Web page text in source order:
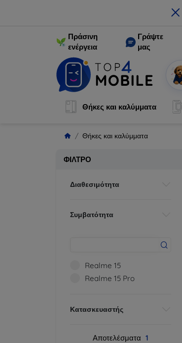
×
Πράσινη
ενέργεια
Γράψτε
μας
Θήκες και καλύμματα
Θήκες και καλύμματα
ΦΊΛΤΡΟ
Διαθεσιμότητα
Συμβατότητα
Realme 15
Realme 15 Pro
Κατασκευαστής
Αποτελέσματα 1